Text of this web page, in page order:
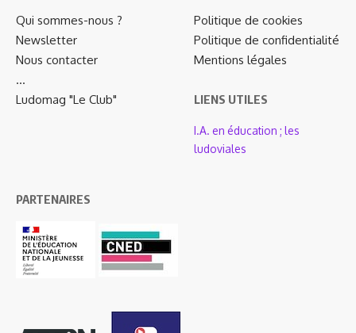
Qui sommes-nous ?
Newsletter
Nous contacter
…
Ludomag "Le Club"
Politique de cookies
Politique de confidentialité
Mentions légales
LIENS UTILES
I.A. en éducation ; les
ludoviales
PARTENAIRES